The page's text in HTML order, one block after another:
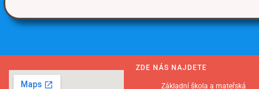
ZDE NÁS NAJDETE
Základní škola a mateřská